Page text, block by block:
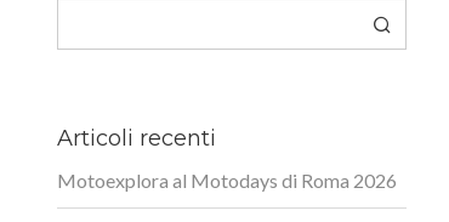
Articoli recenti
Motoexplora al Motodays di Roma 2026